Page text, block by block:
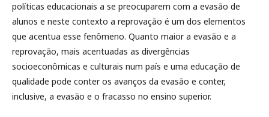
políticas educacionais a se preocuparem com a evasão de
alunos e neste contexto a reprovação é um dos elementos
que acentua esse fenômeno. Quanto maior a evasão e a
reprovação, mais acentuadas as divergências
socioeconômicas e culturais num país e uma educação de
qualidade pode conter os avanços da evasão e conter,
inclusive, a evasão e o fracasso no ensino superior.